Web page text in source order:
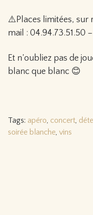
⚠️Places limitées, sur
mail : 04.94.73.51.50 –
Et n’oubliez pas de
blanc que blanc 😊
Tags: apéro, concert,
soirée blanche, vins